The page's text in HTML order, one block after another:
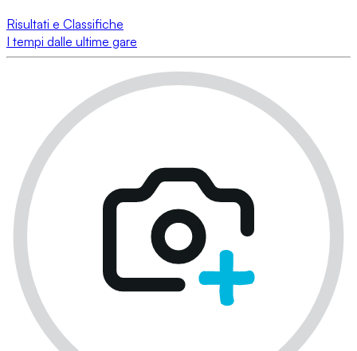
Risultati e Classifiche
I tempi dalle ultime gare